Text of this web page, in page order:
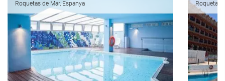
Roquetas de Mar, Espanya Roquetas